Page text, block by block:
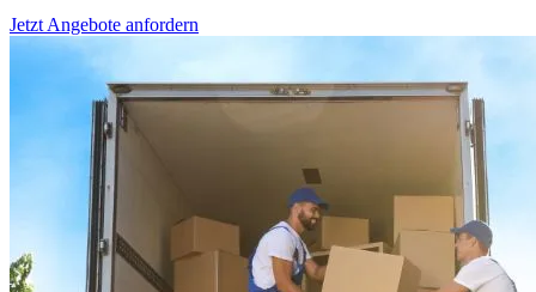
Jetzt Angebote anfordern